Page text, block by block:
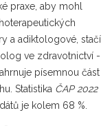
praxe, aby mohl
a adiktologové, stačí
ve zdravotnictví -
písemnou část
Statistika ČAP 2022
je kolem 68 %.